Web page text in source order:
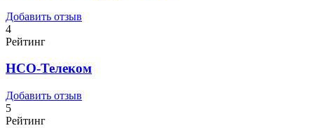
Добавить отзыв
4
Рейтинг
НСО-Телеком
Добавить отзыв
5
Рейтинг